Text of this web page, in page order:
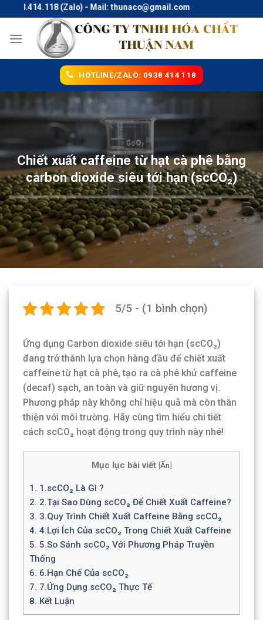
to
content
(Zalo) - Mail: thunaco@gmail.com
HOTLINE/ZALO: 0938 414 118
Chiết xuất caffeine từ hạt cà phê bằng
carbon dioxide siêu tới hạn (scCO₂)
5/5 - (1 bình chọn)
Ứng dụng Carbon dioxide siêu tới hạn (scCO₂)
đang trở thành lựa chọn hàng đầu để chiết xuất
caffeine từ hạt cà phê, tạo ra cà phê khử caffeine
(decaf) sạch, an toàn và giữ nguyên hương vị.
Phương pháp này không chỉ hiệu quả mà còn thân
thiện với môi trường. Hãy cùng tìm hiểu chi tiết
cách scCO₂ hoạt động trong quy trình này nhé!
Mục lục bài viết [Ẩn]
1. 1.scCO₂ Là Gì ?
2. 2.Tại Sao Dùng scCO₂ Để Chiết Xuất Caffeine?
3. 3.Quy Trình Chiết Xuất Caffeine Bằng scCO₂
4. 4.Lợi Ích Của scCO₂ Trong Chiết Xuất Caffeine
5. 5.So Sánh scCO₂ Với Phương Pháp Truyền
Thống
6. 6.Hạn Chế Của scCO₂
7. 7.Ứng Dụng scCO₂ Thực Tế
8. Kết Luận